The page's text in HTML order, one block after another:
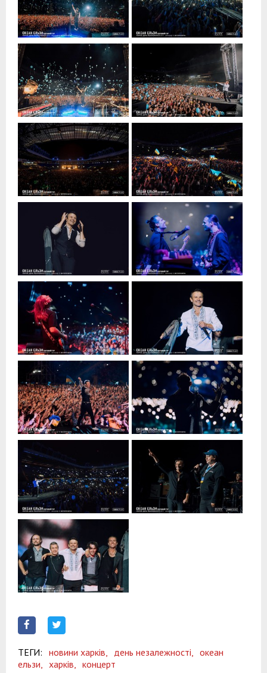
ТЕГИ: новини харків, день незалежності,
океан
ельзи,
харків, концерт